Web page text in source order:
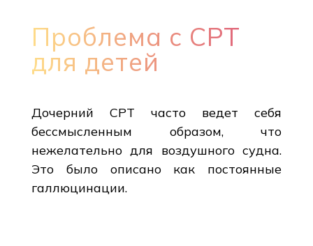
Проблема с CPT
для детей
Дочерний CPT часто ведет себя
бессмысленным образом, что
нежелательно для воздушного судна.
Это было описано как постоянные
галлюцинации.